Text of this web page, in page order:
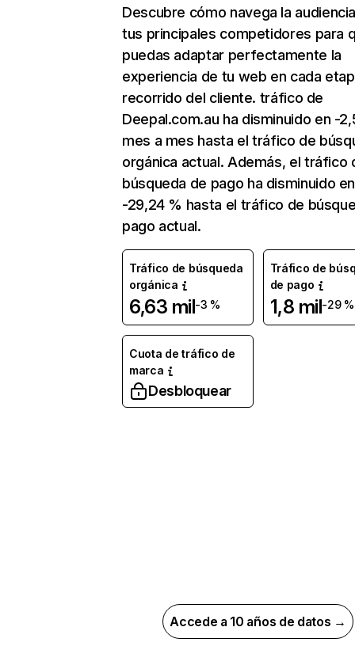
Descubre cómo navega la
tus principales competidores para
puedas adaptar perfectamente la
experiencia de tu web en cada
recorrido del cliente. tráfico de
Deepal.com.au ha disminuido en -
mes a mes hasta el tráfico de
orgánica actual. Además, el tráfico
búsqueda de pago ha disminuido en
-29,24 % hasta el tráfico de
pago actual.
Tráfico de búsqueda
orgánica
6,63 mil-3 %
Tráfico de
de pago
1,8 mil-29 %
Cuota de tráfico de
marca
Desbloquear
Accede a 10 años de datos →